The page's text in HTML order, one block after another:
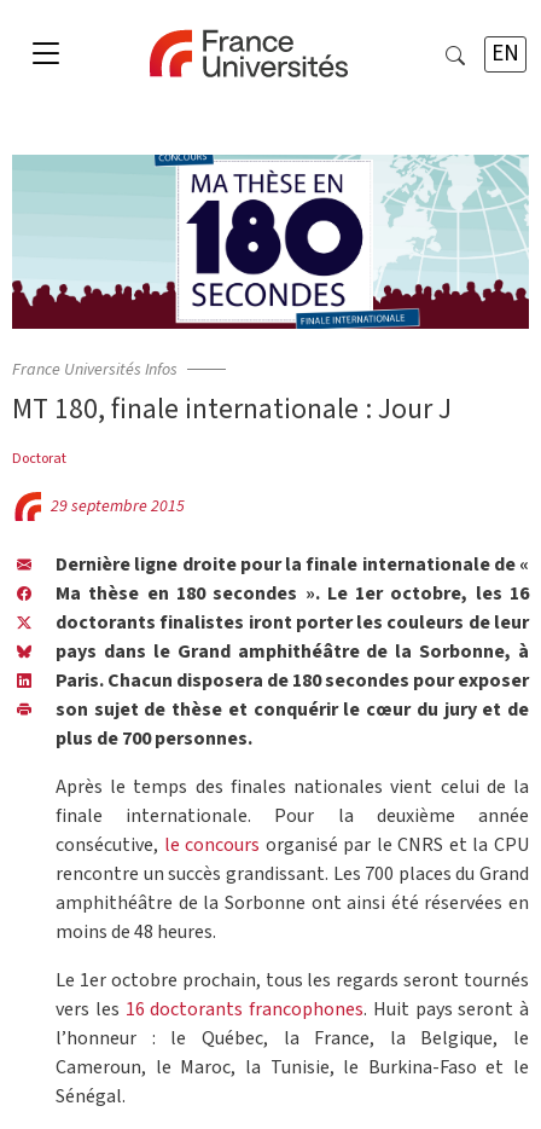
EN
France Universités Infos
MT 180, finale internationale : Jour J
Doctorat
29 septembre 2015
Dernière ligne droite pour la finale internationale de «
Ma thèse en 180 secondes ». Le 1er octobre, les 16
doctorants finalistes iront porter les couleurs de leur
pays dans le Grand amphithéâtre de la Sorbonne, à
Paris. Chacun disposera de 180 secondes pour exposer
son sujet de thèse et conquérir le cœur du jury et de
plus de 700 personnes.
Après le temps des finales nationales vient celui de la
finale internationale. Pour la deuxième année
consécutive, le concours organisé par le CNRS et la CPU
rencontre un succès grandissant. Les 700 places du Grand
amphithéâtre de la Sorbonne ont ainsi été réservées en
moins de 48 heures.
Le 1er octobre prochain, tous les regards seront tournés
vers les 16 doctorants francophones. Huit pays seront à
l’honneur : le Québec, la France, la Belgique, le
Cameroun, le Maroc, la Tunisie, le Burkina-Faso et le
Sénégal.